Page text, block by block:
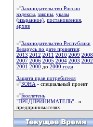
Законодательство России
кодексы законы указы
(изьранное) постановления
архив
Законодательство Республики
Беларусь по дате принятия:
2013 2012 2011 2010 2009 2008
2007 2006 2005 2004 2003 2002
2001 2000 до 2000 года
Защита прав потребителя
ЗОНА - специальный проект
Бюллетень
"ПРЕДПРИНИМАТЕЛЬ" - о
предпринимателях.